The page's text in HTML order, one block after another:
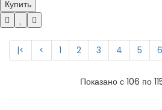
Купить
|< < 1 2 3 4 5 6
Показано с 106 по